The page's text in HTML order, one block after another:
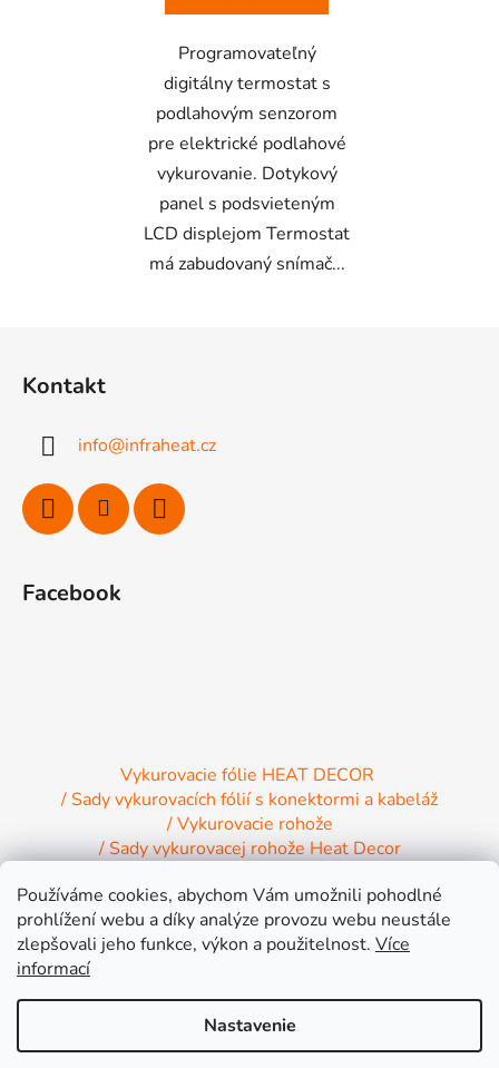
Používáme cookies, abychom Vám umožnili pohodlné
prohlížení webu a díky analýze provozu webu neustále
zlepšovali jeho funkce, výkon a použitelnost. Více
informací
Nastavenie
Programovateľný
digitálny termostat s
podlahovým senzorom
pre elektrické podlahové
vykurovanie. Dotykový
panel s podsvieteným
LCD displejom Termostat
má zabudovaný snímač...
Kontakt
info@infraheat.cz
Facebook
Vykurovacie fólie HEAT DECOR
/ Sady vykurovacích fólií s konektormi a kabeláž
/ Vykurovacie rohože
/ Sady vykurovacej rohože Heat Decor
/ Inštalačný materiál / Vykurovacie Infrapanely
/ Relaxačné lehátko NIRE s Infra ohrevom